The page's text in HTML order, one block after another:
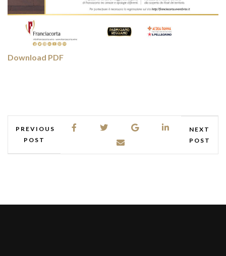
Download PDF
PREVIOUS
POST
NEXT
POST